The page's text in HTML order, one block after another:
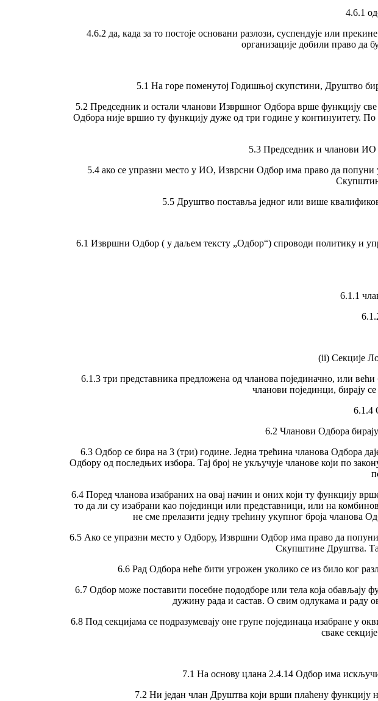
4.6.1
4.6.2 да, када за то постоје основани разлози, суспендује или
организације добили право да
5.1 На горе поменутој Годишњој скупстини, Друштво
5.2 Председник и остали чланови Извршног Одбора врше функцију
Одбора није вршио ту функцију дуже од три године у континуитету.
5.3 Председник и чланови ИО
5.4 ако се упразни место у ИО, Изврсни Одбор има право да попуни
5.5 Друштво поставља једног или више
6.1 Извршни Одбор ( у даљем тексту „Одбор“) спроводи политику и
6.1.1
(ii) Секције
6.1.3 три представника предложена од чланова појединачно, или
чланови појединци, бирају
6.1.4
6.2 Чланови Одбора
6.3 Одбор се бира на 3 (три) године. Једна трећина чланова Одбора
Одбору од последњих избора. Тај број не укључује чланове који по
6.4 Поред чланова изабраних на овај начин и оних који ту функцију
то да ли су изабрани као појединци или представници, или на
не сме прелазити једну трећину укупног броја чланова
6.5 Ако се упразни место у Одбору, Извршни Одбор има право да
Скупштине Друштва.
6.6 Рад Одбора неће бити угрожен уколико се из било ког
6.7 Одбор може поставити посебне пододборе или тела која обављају
дужину рада и састав. О свим одлукама и раду
6.8 Под секцијама се подразумевају оне групе појединаца изабране у
сваке
7.1 На основу цлана 2.4.14 Одбор има
7.2 Ни један члан Друштва који врши плаћену функцију